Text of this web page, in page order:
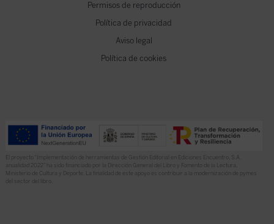
Permisos de reproducción
Política de privacidad
Aviso legal
Política de cookies
El proyecto “Implementación de herramientas de Gestión Editorial en Ediciones Encuentro, S.A.
anualidad 2022” ha sido financiado por la Dirección General del Libro y Fomento de la Lectura,
Ministerio de Cultura y Deporte. La finalidad de este apoyo es contribuir a la modernización de pymes
del sector del libro.